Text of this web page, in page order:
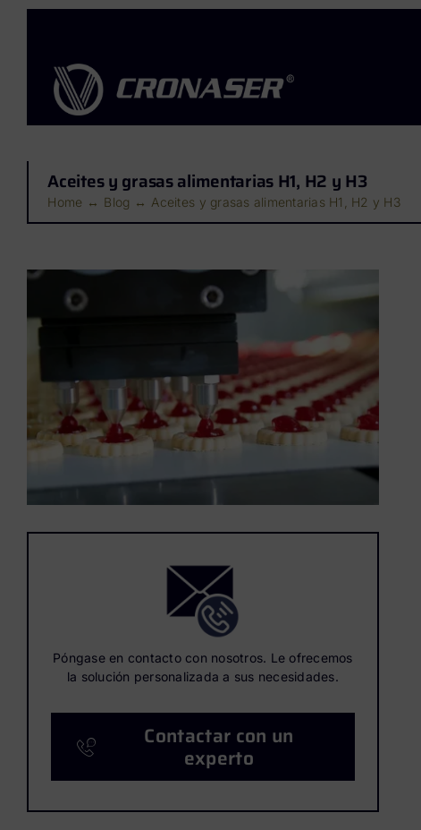
Saltar
contenido
Aceites y grasas alimentarias H1, H2 y H3
Home Blog Aceites y grasas alimentarias H1, H2 y H3
Póngase en contacto con nosotros. Le ofrecemos
la solución personalizada a sus necesidades.
Contactar con un
experto